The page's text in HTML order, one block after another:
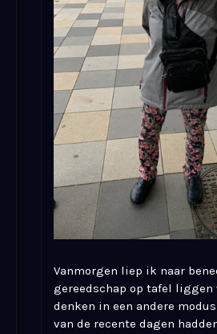
Vanmorgen liep ik naar
gereedschap op tafel liggen
denken in een andere
van de recente dagen